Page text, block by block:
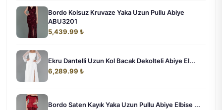
Bordo Kolsuz Kruvaze Yaka Uzun Pullu Abiye
ABU3201
5,439.99 ₺
Ekru Dantelli Uzun Kol Bacak Dekolteli Abiye El...
6,289.99 ₺
Bordo Saten Kayık Yaka Uzun Pullu Abiye Elbise ...